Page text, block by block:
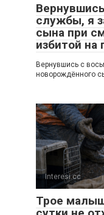
службы, я
сына при
избитой на
Вернувшись с
новорождённого
Interesi.cc
Трое